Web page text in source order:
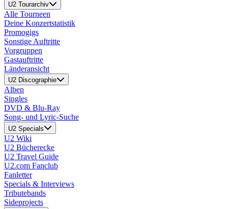
U2 Tourarchiv
Alle Tourneen
Deine Konzertstatistik
Promogigs
Sonstige Auftritte
Vorgruppen
Gastauftritte
Länderansicht
U2 Discographie
Alben
Singles
DVD & Blu-Ray
Song- und Lyric-Suche
U2 Specials
U2 Wiki
U2 Bücherecke
U2 Travel Guide
U2.com Fanclub
Fanletter
Specials & Interviews
Tributebands
Sideprojects